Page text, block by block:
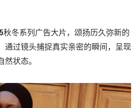
秋冬系列广告大片，颂扬历久弥新的
通过镜头捕捉真实亲密的瞬间，呈现
然状态。